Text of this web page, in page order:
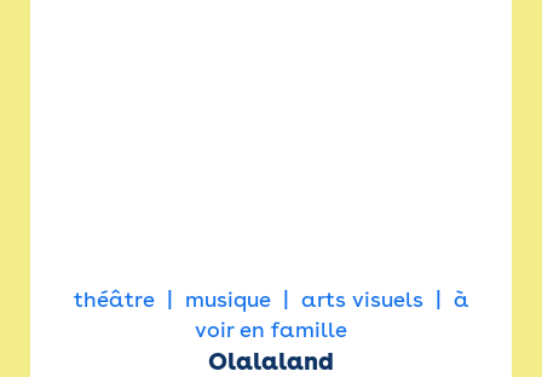
théâtre musique arts visuels
à
voir en famille
Olalaland